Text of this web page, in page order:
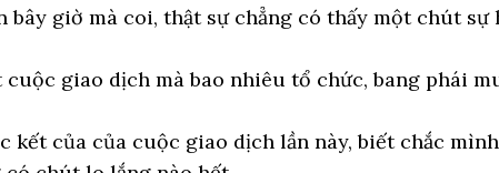
bây giờ mà coi, thật sự chẳng có thấy một chút
giao dịch mà bao nhiêu tổ chức, bang phái
kết của của cuộc giao dịch lần này, biết chắc